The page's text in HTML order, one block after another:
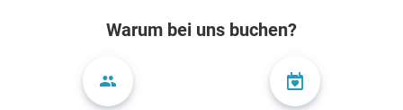
Warum bei uns buchen?